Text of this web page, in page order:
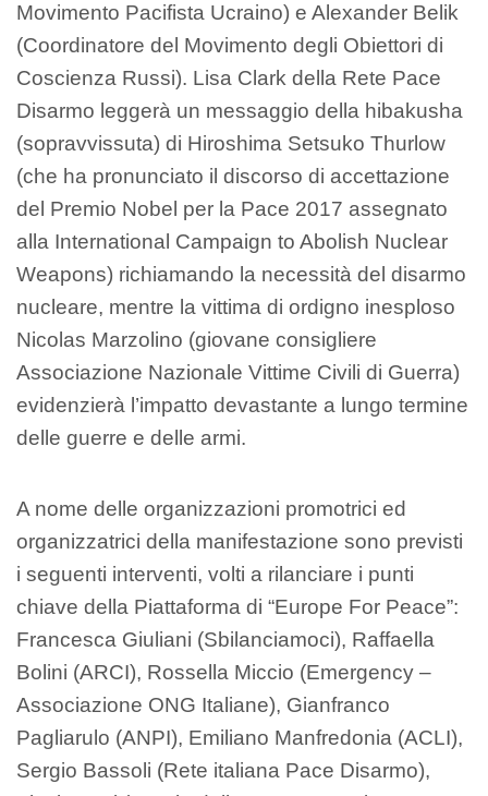
Movimento Pacifista Ucraino) e Alexander Belik
(Coordinatore del Movimento degli Obiettori di
Coscienza Russi). Lisa Clark della Rete Pace
Disarmo leggerà un messaggio della hibakusha
(sopravvissuta) di Hiroshima Setsuko Thurlow
(che ha pronunciato il discorso di accettazione
del Premio Nobel per la Pace 2017 assegnato
alla International Campaign to Abolish Nuclear
Weapons) richiamando la necessità del disarmo
nucleare, mentre la vittima di ordigno inesploso
Nicolas Marzolino (giovane consigliere
Associazione Nazionale Vittime Civili di Guerra)
evidenzierà l’impatto devastante a lungo termine
delle guerre e delle armi.
A nome delle organizzazioni promotrici ed
organizzatrici della manifestazione sono previsti
i seguenti interventi, volti a rilanciare i punti
chiave della Piattaforma di “Europe For Peace”:
Francesca Giuliani (Sbilanciamoci), Raffaella
Bolini (ARCI), Rossella Miccio (Emergency –
Associazione ONG Italiane), Gianfranco
Pagliarulo (ANPI), Emiliano Manfredonia (ACLI),
Sergio Bassoli (Rete italiana Pace Disarmo),